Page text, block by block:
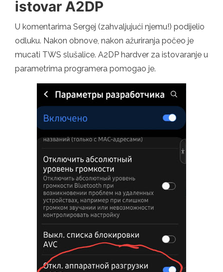
istovar A2DP
U komentarima Sergej (zahvaljujući njemu!) podijelio
odluku. Nakon obnove, nakon ažuriranja počeo je
mucati TWS slušalice. A2DP hardver za istovaranje u
parametrima programera pomogao je.